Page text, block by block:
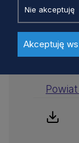
Nie akceptuję
Akceptuję